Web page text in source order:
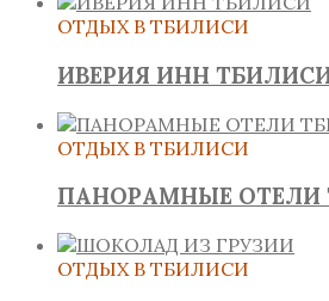
ОТДЫХ В ТБИЛИСИ
ИВЕРИЯ ИНН
ОТДЫХ В ТБИЛИСИ
ПАНОРАМНЫЕ ОТЕЛИ
ОТДЫХ В ТБИЛИСИ